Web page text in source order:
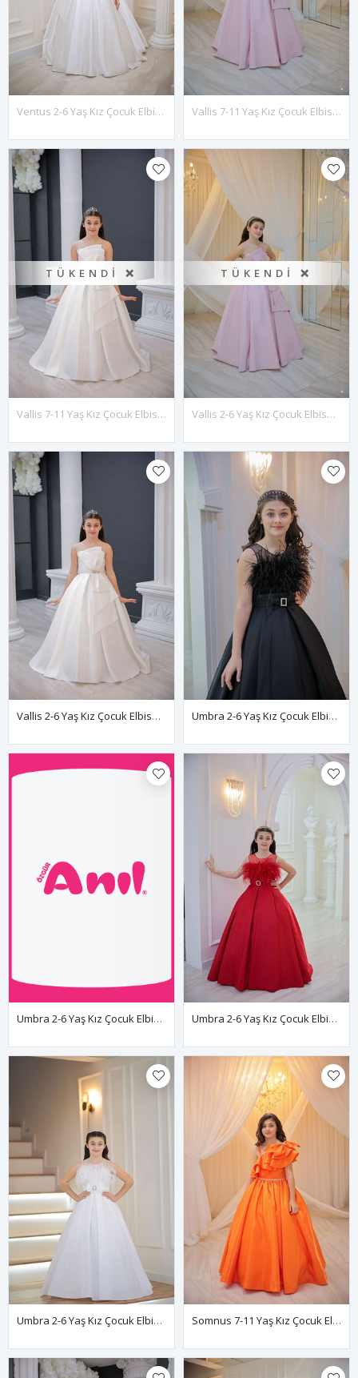
Ventus 2-6 Yaş Kız Çocuk Elbise 20144 Kırık Beyaz Vallis 7-11 Yaş Kız Çocuk Elbise 30135 Pudra
TÜKENDI ❌
Vallis 7-11 Yaş Kız Çocuk Elbise 30135 Kırık Beyaz
TÜKENDI ❌
Vallis 2-6 Yaş Kız Çocuk Elbise 20135 Pudra
Vallis 2-6 Yaş Kız Çocuk Elbise 20135 Kırık Beyaz Umbra 2-6 Yaş Kız Çocuk Elbise 20143 Siyah
Umbra 2-6 Yaş Kız Çocuk Elbise 20143 Pudra Umbra 2-6 Yaş Kız Çocuk Elbise 20143 Kırmızı
Umbra 2-6 Yaş Kız Çocuk Elbise 20143 Kırık Beyaz Somnus 7-11 Yaş Kız Çocuk Elbise 30156 Turuncu